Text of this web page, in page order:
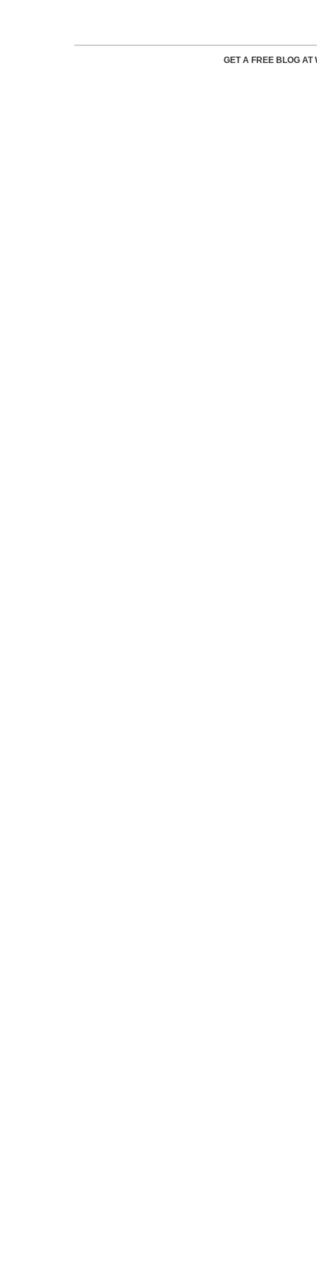
GET A FREE BLOG AT